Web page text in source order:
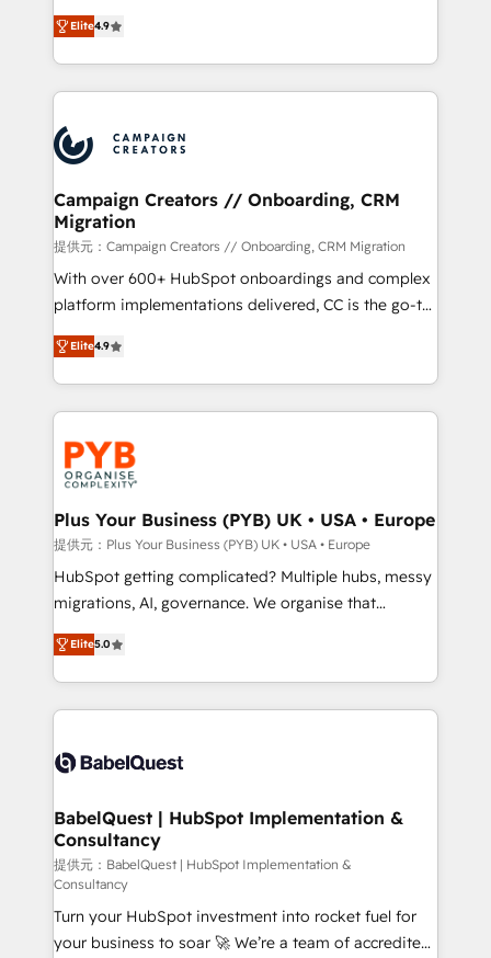
Book Process & Guidelines utilisateurs 🎓
Formations des utilisateurs
technologies and automating their marketing and
sales processes to generate growth. Our offer spans
from Strategy to Operations. We specialize in CRM
onboarding and implementation, web design, sales
extensive experience working with tech companies
and manufacturers since 2002, we are committed to
empowering our clients and developing their
autonomy. Get to grips with HubSpot through
guided implementation and seamless integration of
the CRM platform into your digital ecosystem. Would
you like support in deploying your inbound
to your needs and sales objectives. With 125+
certifications, we are part of the most certified
services are offered in both English & French.
Elite4.9
Campaign Creators // Onboarding, CRM
Migration
提供元：Campaign Creators // Onboarding, CRM Migration
With over 600+ HubSpot onboardings and complex
platform implementations delivered, CC is the go-to
Elite Solutions Partner for businesses ready to
migrate, replatform, and scale smarter. We specialize
in high-impact CRM and CMS migrations and
onboarding from platforms like Salesforce, NetSuite,
Zoho, Pardot, Marketo, Microsoft Dynamics, Wix,
WordPress and legacy CRMs, turning fragmented
systems into unified, growth-ready HubSpot
architectures that accelerate revenue operations and
performance. - Multi-object CRM migration, cleanup,
and implementation. - Pre-built and custom
integrations across your full tech stack. - Custom
- Dashboards, lifecycle campaigns, and lead
nurturing sequences. - Cross-hub setup across
scalable retainers. Let’s make HubSpot your most
powerful growth engine. Built to convert, scale, and
Elite4.9
Plus Your Business (PYB) UK • USA • Europe
提供元：Plus Your Business (PYB) UK • USA • Europe
HubSpot getting complicated? Multiple hubs, messy
migrations, AI, governance. We organise that
complexity, so your team can put HubSpot to work...
Welcome to our Profile! We help with: • CRM
implementation, reports, workflows, and team
training • CRM migration from Salesforce, Pipedrive,
custom API integrations • AI governance for
Boutique 'Elite' team of 12 • 150+ clients across Sales
Hub, Marketing Hub, Service Hub, Data Hub and
CMS • ISO/IEC 27001:2022, ISO 9001:2015, and ISO
42001:2023 certified - the AI management standard •
GuardHub: our AI governance framework, built on
ISO 42001 Ready for the next step? Click the 👈
Elite5.0
BabelQuest | HubSpot Implementation &
Consultancy
提供元：BabelQuest | HubSpot Implementation &
Consultancy
Turn your HubSpot investment into rocket fuel for
your business to soar 🚀 We’re a team of accredited